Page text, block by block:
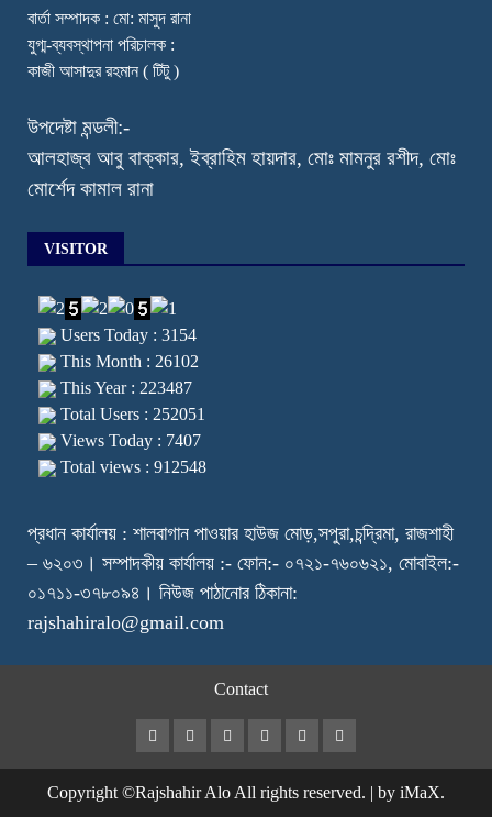
বার্তা সম্পাদক : মো: মাসুদ রানা
যুগ্ম-ব্যবস্থাপনা পরিচালক :
কাজী আসাদুর রহমান ( টিটু )
উপদেষ্টা মন্ডলী:-
আলহাজ্ব আবু বাক্কার, ইব্রাহিম হায়দার, মোঃ মামনুর রশীদ, মোঃ
মোর্শেদ কামাল রানা
VISITOR
Users Today : 3154
This Month : 26102
This Year : 223487
Total Users : 252051
Views Today : 7407
Total views : 912548
প্রধান কার্যালয় : শালবাগান পাওয়ার হাউজ মোড়,সপুরা,চন্দ্রিমা, রাজশাহী
– ৬২০৩। সম্পাদকীয় কার্যালয় :- ফোন:- ০৭২১-৭৬০৬২১, মোবাইল:-
০১৭১১-৩৭৮০৯৪। নিউজ পাঠানোর ঠিকানা:
rajshahiralo@gmail.com
Contact
Facebook
TwitterInstagram
Youtube
VK LinkedIn
Copyright ©Rajshahir Alo All rights reserved. | by iMaX.